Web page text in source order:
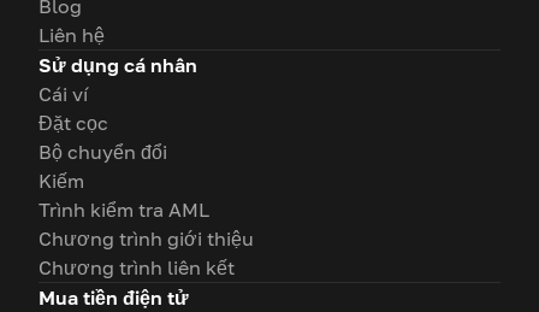
Blog
Liên hệ
Sử dụng cá nhân
Cái ví
Đặt cọc
Bộ chuyển đổi
Kiếm
Trình kiểm tra AML
Chương trình giới thiệu
Chương trình liên kết
Mua tiền điện tử